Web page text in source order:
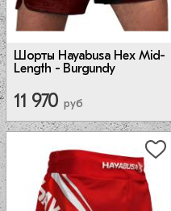
Шорты Hayabusa Hex Mid-
Length - Burgundy
11 970 руб